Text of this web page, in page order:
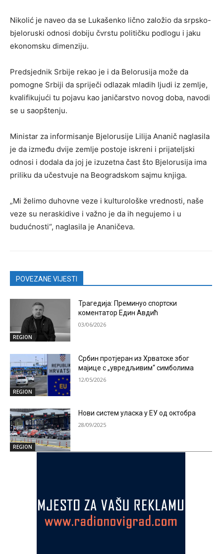
Nikolić je naveo da se Lukašenko lično založio da srpsko-
bjeloruski odnosi dobiju čvrstu političku podlogu i jaku
ekonomsku dimenziju.
Predsjednik Srbije rekao je i da Belorusija može da
pomogne Srbiji da spriječi odlazak mladih ljudi iz zemlje,
kvalifikujući tu pojavu kao janičarstvo novog doba, navodi
se u saopštenju.
Ministar za informisanje Bjelorusije Lilija Ananič naglasila
je da između dvije zemlje postoje iskreni i prijateljski
odnosi i dodala da joj je izuzetna čast što Bjelorusija ima
priliku da učestvuje na Beogradskom sajmu knjiga.
„Mi želimo duhovne veze i kulturološke vrednosti, naše
veze su neraskidive i važno je da ih negujemo i u
budućnosti“, naglasila je Ananičeva.
POVEZANE VIJESTI
REGION
Трагедија: Преминуо спортски
коментатор Един Авдић
03/06/2026
REGION
Србин протјеран из Хрватске због
мајице с „увредљивим“ симболима
12/05/2026
REGION
Нови систем уласка у ЕУ од октобра
28/09/2025